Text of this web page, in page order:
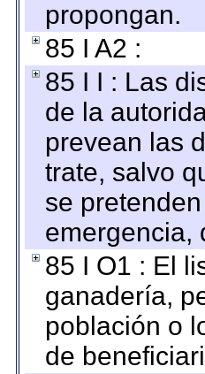
propongan.
85 I A2 :
85 I I : Las
de la
prevean las
trate, salvo
se
emergencia,
85 I O1 : El
ganadería,
población o
de